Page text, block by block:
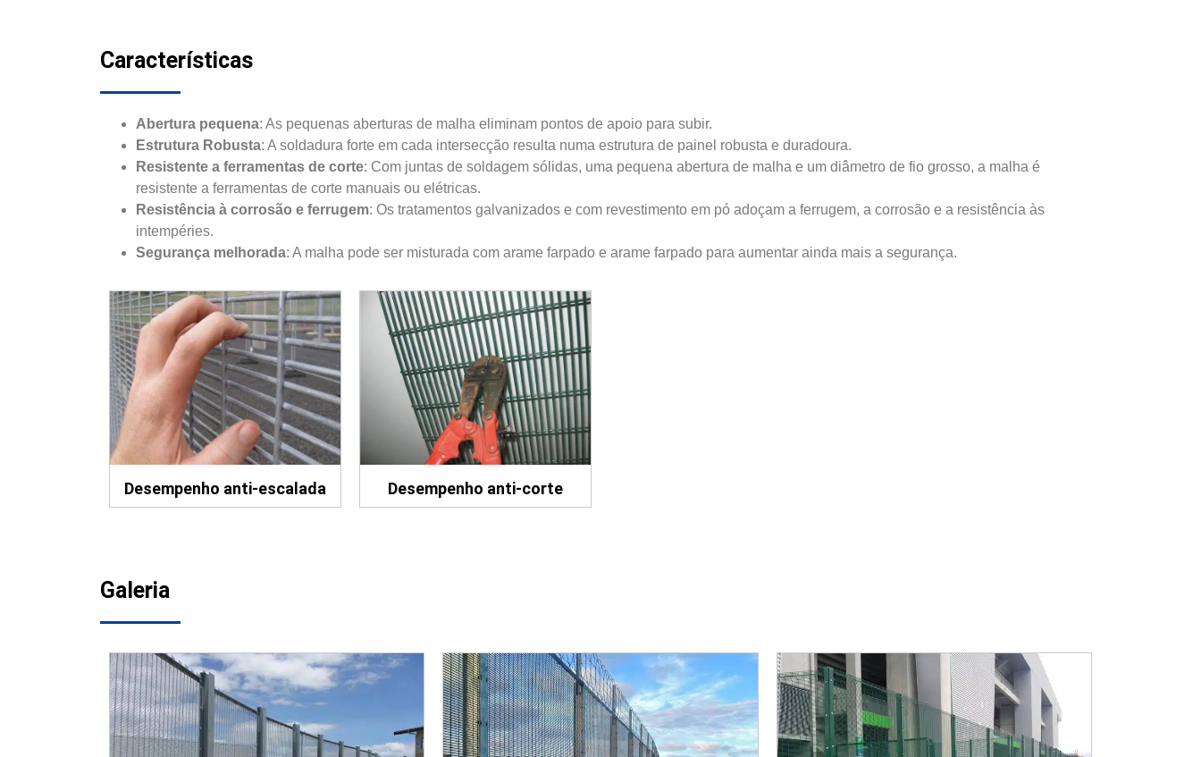
Características
Abertura pequena: As pequenas aberturas de malha eliminam pontos de apoio para subir.
Estrutura Robusta: A soldadura forte em cada intersecção resulta numa estrutura de painel robusta e duradoura.
Resistente a ferramentas de corte: Com juntas de soldagem sólidas, uma pequena abertura de malha e um diâmetro de fio grosso, a malha é
resistente a ferramentas de corte manuais ou elétricas.
Resistência à corrosão e ferrugem: Os tratamentos galvanizados e com revestimento em pó adoçam a ferrugem, a corrosão e a resistência às
intempéries.
Segurança melhorada: A malha pode ser misturada com arame farpado e arame farpado para aumentar ainda mais a segurança.
Desempenho anti-escalada Desempenho anti-corte
Galeria